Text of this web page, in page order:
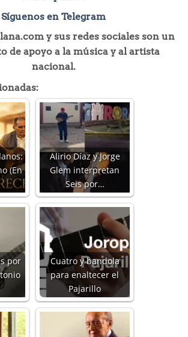
Síguenos en Telegram
y sus redes sociales son un
de apoyo a la música y al artista
nacional.
(En
Alirio Díaz y Jorge
Glem interpretan
Seis por…
por
Cuatro y bandola
para enaltecer el
Pajarillo